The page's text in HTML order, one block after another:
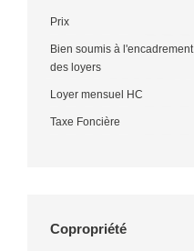
Prix
Bien soumis à l'encadrement
des loyers
Loyer mensuel HC
Taxe Foncière
Copropriété